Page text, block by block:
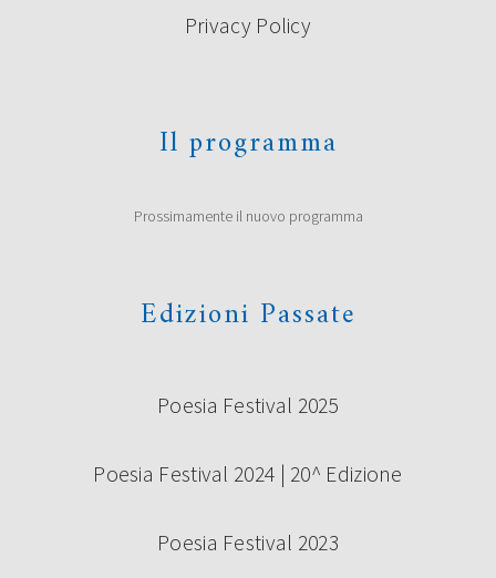
Venerdì 28 Settembre 2012
Privacy Policy
Il programma
Prossimamente il nuovo programma
Edizioni Passate
Poesia Festival 2025
Poesia Festival 2024 | 20^ Edizione
Poesia Festival 2023